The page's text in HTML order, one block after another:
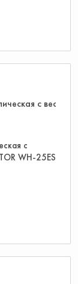
с
WH-25ES